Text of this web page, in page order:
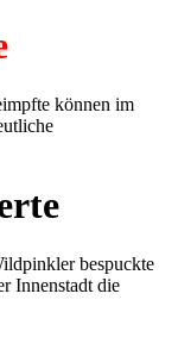
können im
bespuckte
Innenstadt die